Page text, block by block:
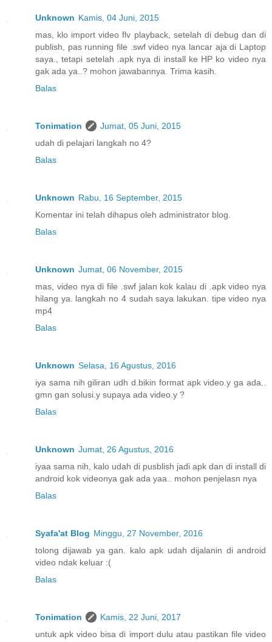
Unknown Kamis, 04 Juni, 2015
mas, klo import video flv playback, setelah di debug dan di
publish, pas running file .swf video nya lancar aja di Laptop
saya., tetapi setelah .apk nya di install ke HP ko video nya
gak ada ya..? mohon jawabannya. Trima kasih.
Balas
Tonimation
Jumat, 05 Juni, 2015
udah di pelajari langkah no 4?
Balas
Unknown Rabu, 16 September, 2015
Komentar ini telah dihapus oleh administrator blog.
Balas
Unknown Jumat, 06 November, 2015
mas, video nya di file .swf jalan kok kalau di .apk video nya
hilang ya. langkah no 4 sudah saya lakukan. tipe video nya
mp4
Balas
Unknown Selasa, 16 Agustus, 2016
iya sama nih giliran udh d.bikin format apk video.y ga ada..
gmn gan solusi.y supaya ada video.y ?
Balas
Unknown Jumat, 26 Agustus, 2016
iyaa sama nih, kalo udah di pusblish jadi apk dan di install di
android kok videonya gak ada yaa.. mohon penjelasn nya
Balas
Syafa'at Blog Minggu, 27 November, 2016
tolong dijawab ya gan. kalo apk udah dijalanin di android
video ndak keluar :(
Balas
Tonimation
Kamis, 22 Juni, 2017
untuk apk video bisa di import dulu atau pastikan file video